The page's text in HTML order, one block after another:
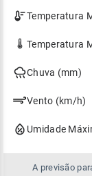
Comparativo
entre
previsão
hoje
Temperatura
Temperatura
Chuva (mm)
Vento (km/h)
Umidade
A previsão